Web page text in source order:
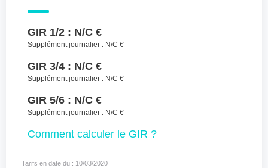
GIR 1/2 : N/C €
Supplément journalier : N/C €
GIR 3/4 : N/C €
Supplément journalier : N/C €
GIR 5/6 : N/C €
Supplément journalier : N/C €
Comment calculer le GIR ?
Tarifs en date du : 10/03/2020